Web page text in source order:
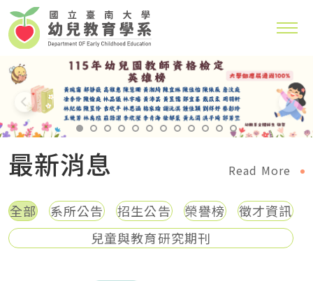
生入學即可修習教保專業知能課程和幼兒園教師
庭教育學系研究所
生可修讀幼兒園教師師資職前教育課程與教保專
115年幼兒園教師資格檢定英雄榜 大學部通過率
最新消息 Read More
全部 系所公告 招生公告 榮譽榜
徵才資訊
兒童與教育研究期刊